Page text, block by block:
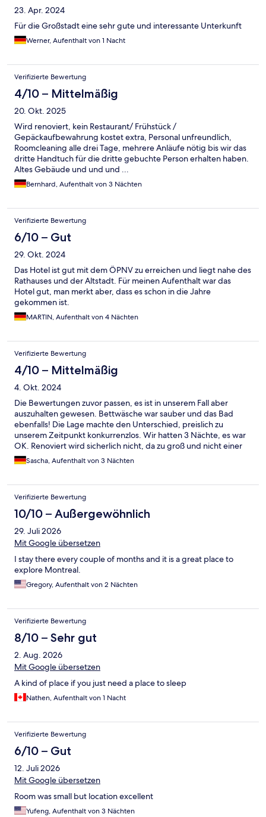
23. Apr. 2024
Für die Großstadt eine sehr gute und interessante Unterkunft
Werner, Aufenthalt von 1 Nacht
Verifizierte Bewertung
4/10 – Mittelmäßig
20. Okt. 2025
Wird renoviert, kein Restaurant/ Frühstück /
Gepäckaufbewahrung kostet extra, Personal unfreundlich,
Roomcleaning alle drei Tage, mehrere Anläufe nötig bis wir das
dritte Handtuch für die dritte gebuchte Person erhalten haben.
Altes Gebäude und und und ...
Bernhard, Aufenthalt von 3 Nächten
Verifizierte Bewertung
6/10 – Gut
29. Okt. 2024
Das Hotel ist gut mit dem ÖPNV zu erreichen und liegt nahe des
Rathauses und der Altstadt. Für meinen Aufenthalt war das
Hotel gut, man merkt aber, dass es schon in die Jahre
gekommen ist.
MARTIN, Aufenthalt von 4 Nächten
Verifizierte Bewertung
4/10 – Mittelmäßig
4. Okt. 2024
Die Bewertungen zuvor passen, es ist in unserem Fall aber
auszuhalten gewesen. Bettwäsche war sauber und das Bad
ebenfalls! Die Lage machte den Unterschied, preislich zu
unserem Zeitpunkt konkurrenzlos. Wir hatten 3 Nächte, es war
OK. Renoviert wird sicherlich nicht, da zu groß und nicht einer
Kette zugehörig. Der Gaul wird noch geritten bis es nicht mehr
geht und dann verkauft. Der neue Besitzer wird renovieren und
man weiß worauf man sich einlässt kann man es ein paar nächte
für ne Rundreise aushalten. War definitiv das schwächste Hotel,
aber alles war fußläufig erreichbar und zum schlafen OK.
Sascha, Aufenthalt von 3 Nächten
Verifizierte Bewertung
10/10 – Außergewöhnlich
29. Juli 2026
Mit Google übersetzen
I stay there every couple of months and it is a great place to
explore Montreal.
Gregory, Aufenthalt von 2 Nächten
Verifizierte Bewertung
8/10 – Sehr gut
2. Aug. 2026
Mit Google übersetzen
A kind of place if you just need a place to sleep
Nathen, Aufenthalt von 1 Nacht
Verifizierte Bewertung
6/10 – Gut
12. Juli 2026
Mit Google übersetzen
Room was small but location excellent
Yufeng, Aufenthalt von 3 Nächten